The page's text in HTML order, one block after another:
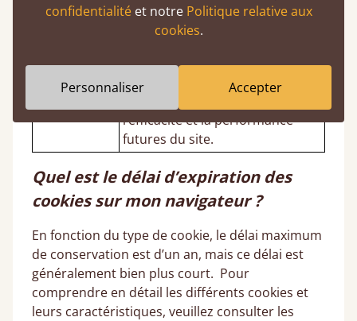
exemple, le type d’appareil que
vous utilisez, les pages que vous
naviguez sur le site Internet. Cela
nous aide à mieux comprendre
notre clientèle et à améliorer
l’efficacité et la performance
futures du site.
Quel est le délai d’expiration des
cookies sur mon navigateur ?
En fonction du type de cookie, le délai maximum
de conservation est d’un an, mais ce délai est
généralement bien plus court. Pour
comprendre en détail les différents cookies et
leurs caractéristiques, veuillez consulter les
confidentialitéet notre Politique relative aux
cookies.
Personnaliser Accepter